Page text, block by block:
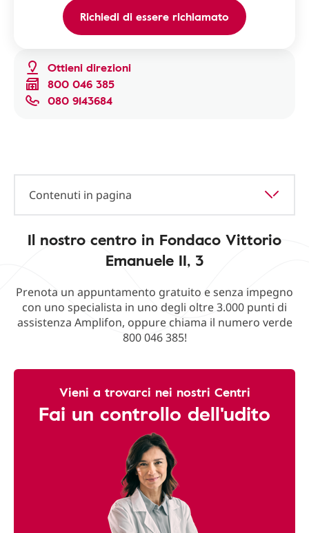
Ottieni direzioni
800 046 385
080 9143684
Richiedi di essere richiamato
Contenuti in pagina
Il nostro centro in Fondaco Vittorio
Emanuele II, 3
Prenota un appuntamento gratuito e senza impegno
con uno specialista in uno degli oltre 3.000 punti di
assistenza Amplifon, oppure chiama il numero verde
800 046 385!
Vieni a trovarci nei nostri Centri
Fai un controllo dell'udito